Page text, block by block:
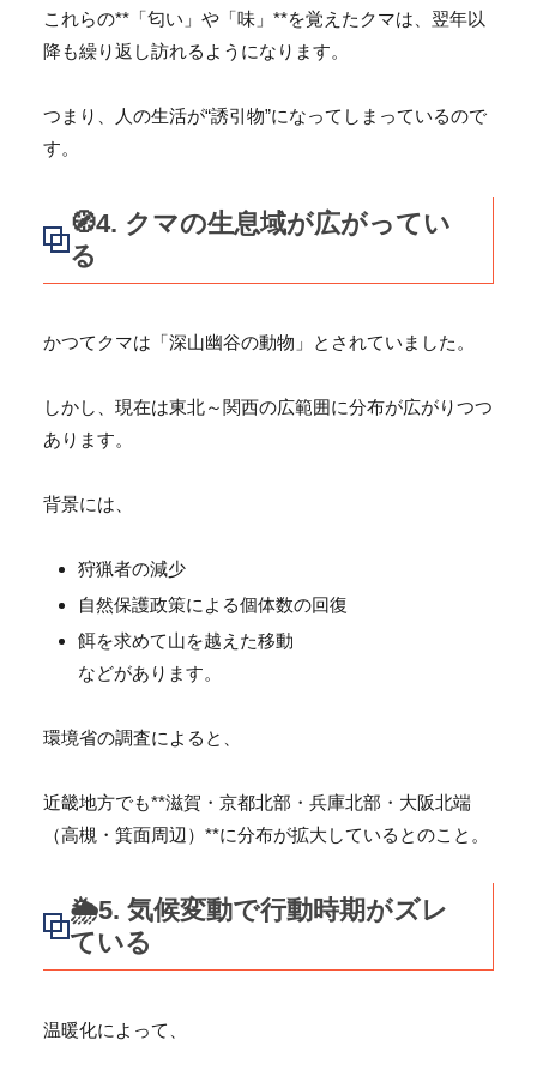
これらの**「匂い」や「味」**を覚えたクマは、 翌年以
降も繰り返し訪れるようになります。
つまり、人の生活が“誘引物”になってしまっているので
す。
🧭4. クマの生息域が広がってい
る
かつてクマは「深山幽谷の動物」とされていました。
しかし、現在は東北～関西の広範囲に分布が広がりつつ
あります。
背景には、
狩猟者の減少
自然保護政策による個体数の回復
餌を求めて山を越えた移動
などがあります。
環境省の調査によると、
近畿地方でも**滋賀・京都北部・兵庫北部・大阪北端
（高槻・ 箕面周辺）**に分布が拡大しているとのこと。
🌦️5. 気候変動で行動時期がズレ
ている
温暖化によって、